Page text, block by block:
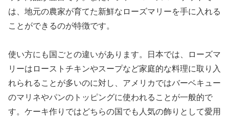
は、地元の農家が育てた新鮮なローズマリーを手に入れる
ことができるのが特徴です。
使い方にも国ごとの違いがあります。日本では、ローズマ
リーはローストチキンやスープなど家庭的な料理に取り入
れられることが多いのに対し、アメリカではバーベキュー
のマリネやパンのトッピングに使われることが一般的で
す。ケーキ作りではどちらの国でも人気の飾りとして愛用